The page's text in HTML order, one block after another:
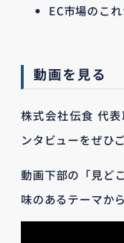
EC市場のこ
動画を見る
株式会社伝食 代
ンタビューをぜひ
動画下部の「見ど
味のあるテーマか